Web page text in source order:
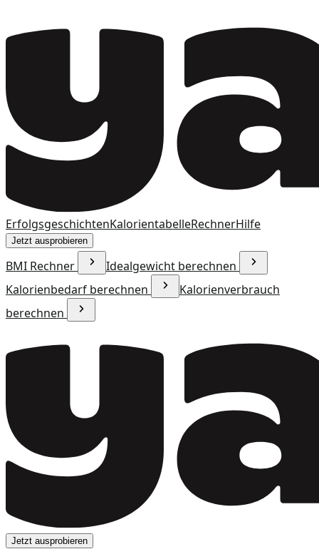
ErfolgsgeschichtenKalorientabelleRechnerHilfe
Jetzt ausprobieren
BMI Rechner
Idealgewicht berechnen
Kalorienbedarf berechnen
Kalorienverbrauch
berechnen
Jetzt ausprobieren